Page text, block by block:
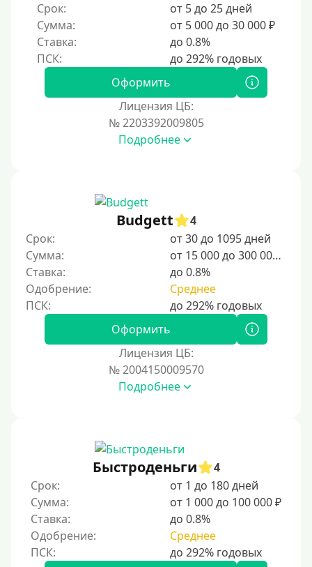
Без прописки
Без регистрации
С временной регистрацией
Без подтверждения личности
Пенсионерам до 70 лет
Пенсионерам до 85 лет
Безработным
Даже бомжам
Без указания места работы
Для иностранных граждан
Для иностранных граждан Украины
Для иностранных граждан Казахстана
Для иностранных граждан Кыргызстана
Для иностранных граждан Таджикистана
Для иностранных граждан Узбекистана
Для граждан СНГ
Сумма (рублей)
100 руб
Срок:
от 5 до 25 дней
Сумма:
от 5 000 до 30 000 ₽
Ставка:
до 0.8%
Оформить
Лицензия ЦБ:
№ 2203392009805
Подробнее
Budgett
4
Срок:
от 30 до 1095 дней
Сумма:
от 15 000 до 300 000 ₽
Ставка:
до 0.8%
Одобрение:
Среднее
Оформить
Лицензия ЦБ:
№ 2004150009570
Подробнее
Быстроденьги
4
Срок:
от 1 до 180 дней
Сумма:
от 1 000 до 100 000 ₽
Ставка:
до 0.8%
Одобрение:
Среднее